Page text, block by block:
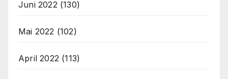
Juni 2022 (130)
Mai 2022 (102)
April 2022 (113)